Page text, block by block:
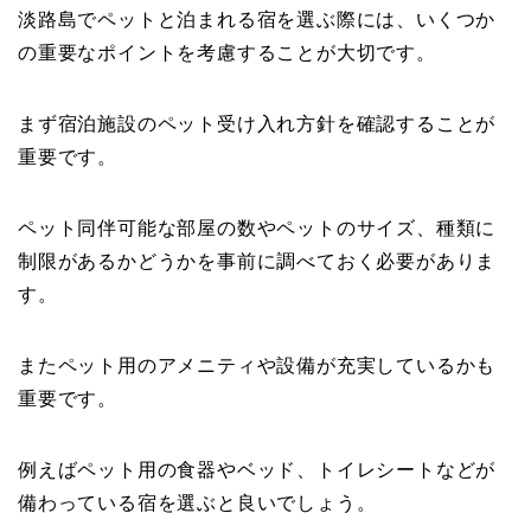
淡路島でペットと泊まれる宿を選ぶ際には、いくつか
の重要なポイントを考慮することが大切です。
まず宿泊施設のペット受け入れ方針を確認することが
重要です。
ペット同伴可能な部屋の数やペットのサイズ、種類に
制限があるかどうかを事前に調べておく必要がありま
す。
またペット用のアメニティや設備が充実しているかも
重要です。
例えばペット用の食器やベッド、トイレシートなどが
備わっている宿を選ぶと良いでしょう。